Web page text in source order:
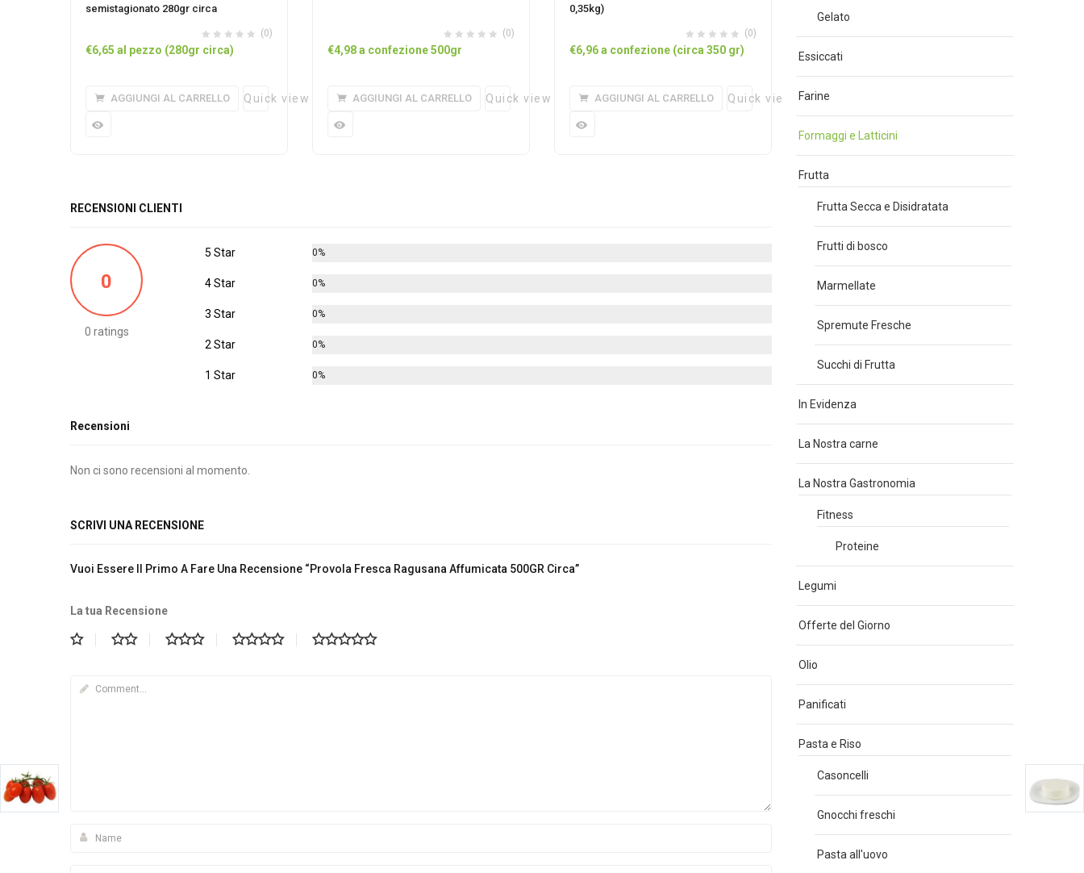
semistagionato 280gr circa
(0)
€6,65 al pezzo (280gr circa)
AGGIUNGI AL CARRELLO Quick view
(0)
€4,98a confezione 500gr
AGGIUNGI AL CARRELLO Quick view
0,35kg)
(0)
€6,96a confezione (circa 350 gr)
AGGIUNGI AL CARRELLO Quick view
RECENSIONI CLIENTI
0
0 ratings
5 Star 0%
4 Star 0%
3 Star 0%
2 Star 0%
1 Star 0%
Recensioni
Non ci sono recensioni al momento.
SCRIVI UNA RECENSIONE
Vuoi Essere Il Primo A Fare Una Recensione “Provola Fresca Ragusana Affumicata 500GR Circa”
La tua Recensione
Gelato
Essiccati
Farine
Formaggi e Latticini
Frutta
Frutta Secca e Disidratata
Frutti di bosco
Marmellate
Spremute Fresche
Succhi di Frutta
In Evidenza
La Nostra carne
La Nostra Gastronomia
Fitness
Proteine
Legumi
Offerte del Giorno
Olio
Panificati
Pasta e Riso
Casoncelli
Gnocchi freschi
Pasta all'uovo